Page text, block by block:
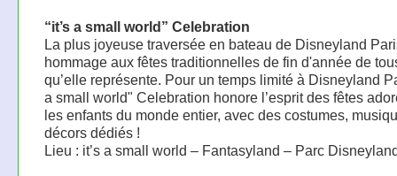
“it’s a small world” Celebration
La plus joyeuse traversée en bateau de Disneyland
hommage aux fêtes traditionnelles de fin d'année de
qu’elle représente. Pour un temps limité à Disneyland
a small world" Celebration honore l’esprit des fêtes
les enfants du monde entier, avec des costumes,
décors dédiés !
Lieu : it’s a small world – Fantasyland – Parc